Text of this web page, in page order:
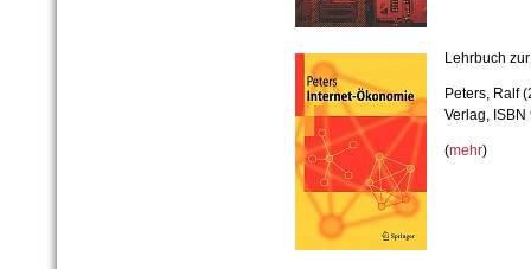
Lehrbuch
Peters, Ralf
Verlag,
(mehr)